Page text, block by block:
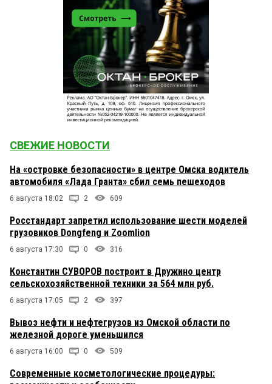
СВЕЖИЕ НОВОСТИ
На «островке безопасности» в центре Омска водитель
автомобиля «Лада Гранта» сбил семь пешеходов
6 августа 18:02 2 609
Росстандарт запретил использование шести моделей
грузовиков Dongfeng и Zoomlion
6 августа 17:30 0 316
Константин СУВОРОВ построит в Дружино центр
сельскохозяйственной техники за 564 млн руб.
6 августа 17:05 2 397
Вывоз нефти и нефтегрузов из Омской области по
железной дороге уменьшился
6 августа 16:00 0 509
Современные косметологические процедуры: